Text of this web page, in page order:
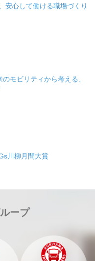
安心して働ける職場づくり
モビリティから考える、
川柳月間大賞
ープ